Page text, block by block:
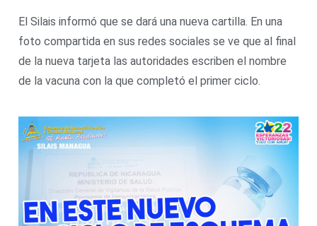
El Silais informó que se dará una nueva cartilla. En una
foto compartida en sus redes sociales se ve que al final
de la nueva tarjeta las autoridades escriben el nombre
de la vacuna con la que completó el primer ciclo.